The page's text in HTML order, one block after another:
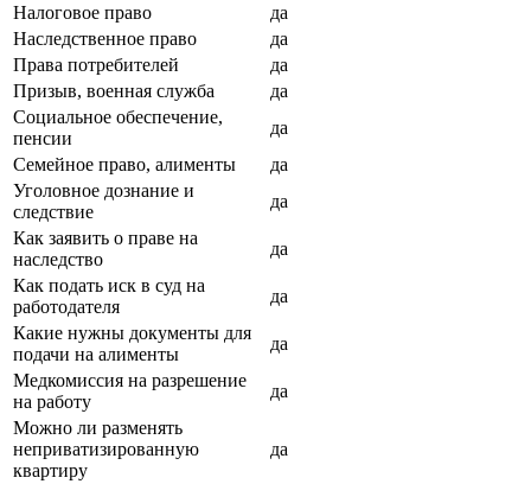
Налоговое право
да
Наследственное право
да
Права потребителей
да
Призыв, военная служба
да
Социальное обеспечение,
пенсии
да
Семейное право, алименты
да
Уголовное дознание и
следствие
да
Как заявить о праве на
наследство
да
Как подать иск в суд на
работодателя
да
Какие нужны документы для
подачи на алименты
да
Медкомиссия на разрешение
на работу
да
Можно ли разменять
неприватизированную
квартиру
да